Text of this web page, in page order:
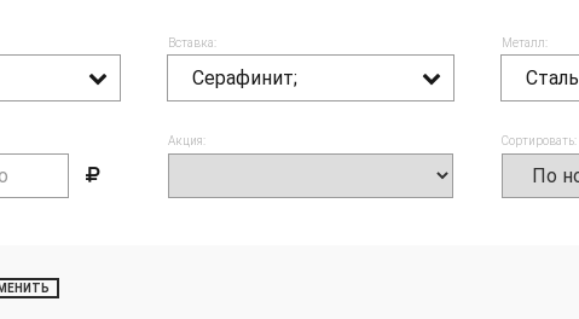
Вставка:
Серафинит;
Металл:
Сталь
Акция: Сортировать: